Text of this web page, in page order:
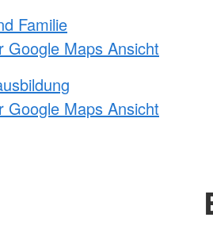
Familie
Google Maps Ansicht
Google Maps Ansicht